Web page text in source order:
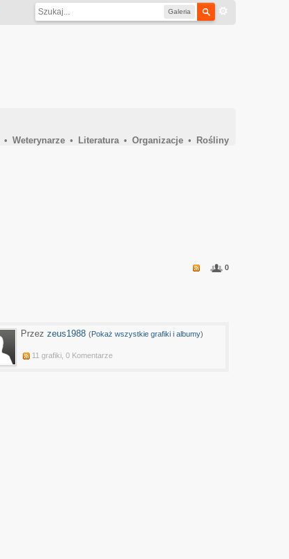
Galeria
• Weterynarze • Literatura • Organizacje •
Rośliny
0
Przez zeus1988 (Pokaż wszystkie grafiki i albumy)
11 grafiki, 0 Komentarze